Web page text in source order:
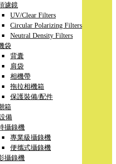
濾鏡
UV/Clear Filters
Circular Polarizing Filters
Neutral Density Filters
袋
背囊
肩袋
相機帶
拖拉相機箱
保護裝備/配件
箱
備
攝錄機
專業級攝錄機
便攜式攝錄機
攝錄機